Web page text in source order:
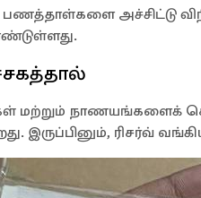
பணத்தாள்களை அச்சிட்டு
மற்றும் நாணயங்களைக்
இருப்பினும், ரிசர்வ்